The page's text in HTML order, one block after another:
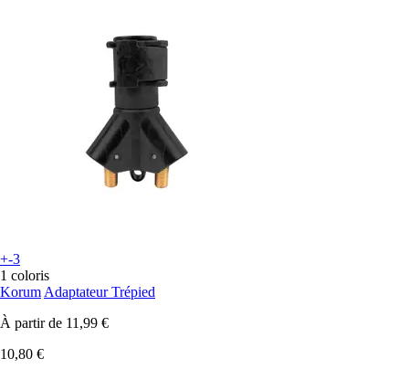
+-3
1 coloris
Korum Adaptateur Trépied
À partir de 11,99 €
10,80 €